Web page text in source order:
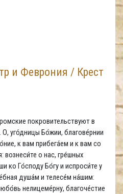
и Феврония / Крест
покровительствуют в
О, уго́дницы Бо́жии, благове́рнии
к вам прибега́ем и к вам со
о нас, гре́шных
ко Го́споду Бо́гу и испроси́те у
душа́м и телесе́м на́шим:
нелицеме́рну, благоче́стие